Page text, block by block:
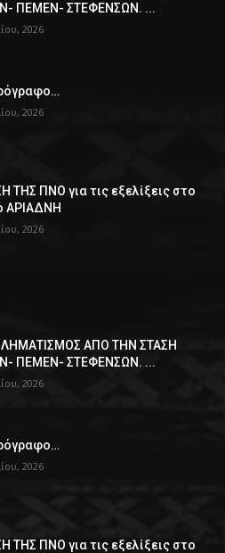
ΠΕΜΕΝ- ΣΤΕΦΕΝΣΩΝ. ...
2026
2026
ΤΗΣ ΠΝΟ για τις εξελίξεις στο
ΑΡΙΑΔΝΗ
2026
ΑΠΟ ΤΗΝ ΣΤΑΣΗ
ΠΕΜΕΝ- ΣΤΕΦΕΝΣΩΝ. ...
2026
2026
ΤΗΣ ΠΝΟ για τις εξελίξεις στο